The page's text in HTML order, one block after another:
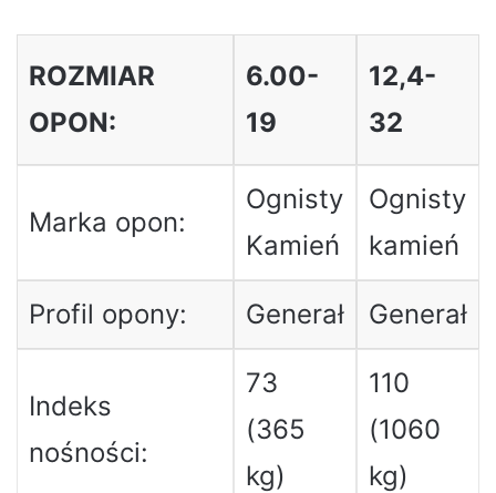
ROZMIAR
OPON:
6.00-
19
12,4-
32
Marka opon:
Ognisty
Kamień
Ognisty
kamień
Profil opony: Generał Generał
Indeks
nośności:
73
(365
kg)
110
(1060
kg)